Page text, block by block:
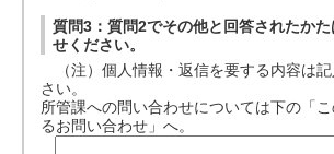
質問3：質問2でその他と回答されたか
せください。
（注）個人情報・返信を要する内容は
さい。
所管課への問い合わせについては下の「
るお問い合わせ」へ。